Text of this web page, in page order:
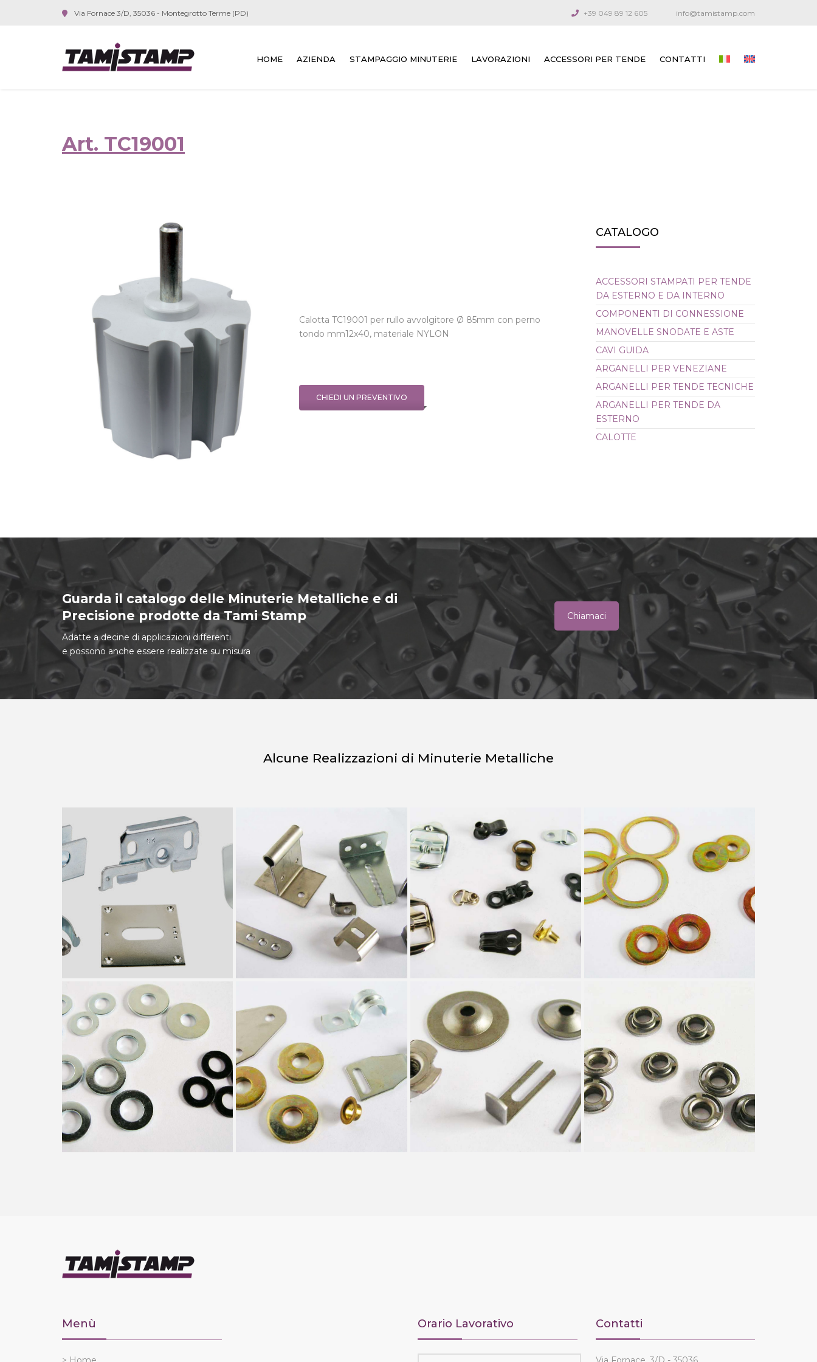
Via Fornace 3/D, 35036 - Montegrotto Terme (PD) +39 049 89 12 605 info@tamistamp.com
HOME AZIENDA STAMPAGGIO MINUTERIE LAVORAZIONI ACCESSORI PER TENDE
ARGANELLI PER TENDE TECNICHE
CONTATTI
Art. TC19001
Calotta TC19001 per rullo avvolgitore Ø 85mm con perno
tondo mm12x40, materiale NYLON
CHIEDI UN PREVENTIVO
CATALOGO
ACCESSORI STAMPATI PER TENDE
DA ESTERNO E DA INTERNO
COMPONENTI DI CONNESSIONE
MANOVELLE SNODATE E ASTE
CAVI GUIDA
ARGANELLI PER VENEZIANE
ARGANELLI PER TENDE TECNICHE
ARGANELLI PER TENDE DA
ESTERNO
CALOTTE
Guarda il catalogo delle Minuterie Metalliche e di
Precisione prodotte da Tami Stamp
Adatte a decine di applicazioni differenti
e possono anche essere realizzate su misura
Chiamaci
Alcune Realizzazioni di Minuterie Metalliche
Menù Orario Lavorativo Contatti